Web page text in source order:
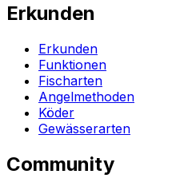
Erkunden
Erkunden
Funktionen
Fischarten
Angelmethoden
Köder
Gewässerarten
Community